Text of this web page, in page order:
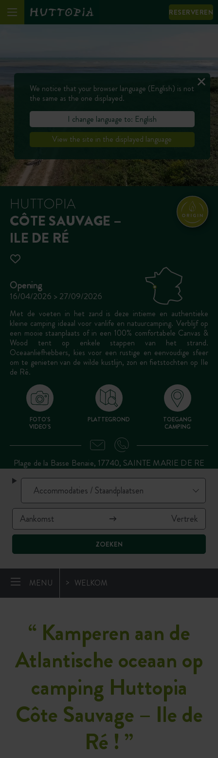
RESERVEREN
ZOEKEN
HUTTOPIA
CÔTE SAUVAGE –
ILE DE RÉ
Opening
16/04/2026 > 27/09/2026
Met de voeten in het zand is deze intieme en authentieke
kleine camping ideaal voor vanlife en natuurcamping. Verblijf op
een mooie staanplaats of in een 100% comfortabele Canvas &
Wood tent op enkele stappen van het strand.
Oceaanliefhebbers, kies voor een rustige en eenvoudige sfeer
om te genieten van de wilde kustlijn, zon en fietstochten op Ile
de Ré.
FOTO'S
VIDEO'S
PLATTEGROND
TOEGANG
CAMPING
Plage de la Basse Benaie, 17740, SAINTE MARIE DE RE
MENU WELKOM
“ Kamperen aan de
Atlantische oceaan op
camping Huttopia
Côte Sauvage – Ile de
Ré ! ”
We notice that your browser language (English) is not
the same as the one displayed.
I change language to: English
View the site in the displayed language